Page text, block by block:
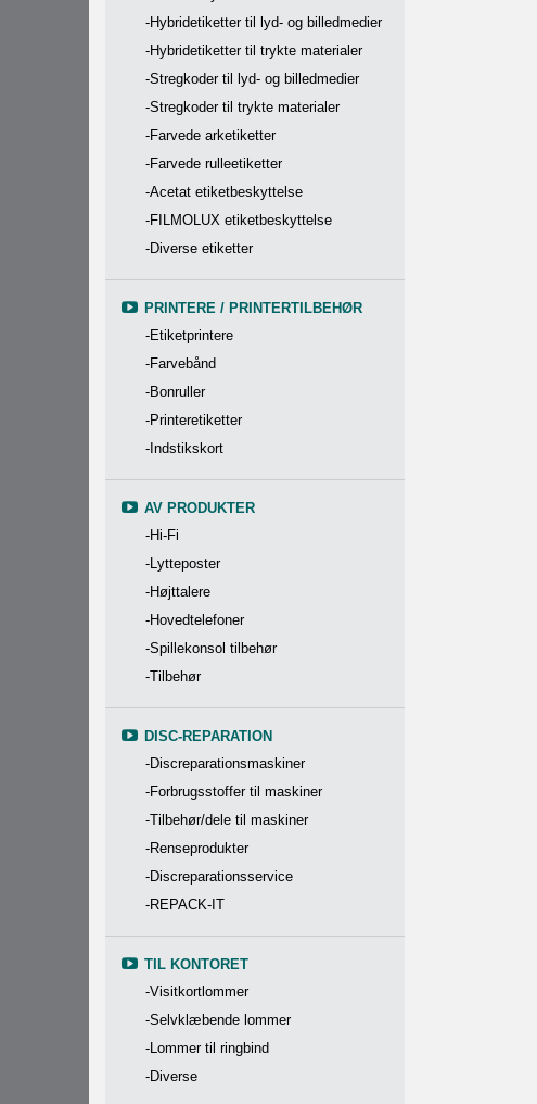
-Hybridetiketter til lyd- og billedmedier
-Hybridetiketter til trykte materialer
-Stregkoder til lyd- og billedmedier
-Stregkoder til trykte materialer
-Farvede arketiketter
-Farvede rulleetiketter
-Acetat etiketbeskyttelse
-FILMOLUX etiketbeskyttelse
-Diverse etiketter
PRINTERE / PRINTERTILBEHØR
-Etiketprintere
-Farvebånd
-Bonruller
-Printeretiketter
-Indstikskort
AV PRODUKTER
-Hi-Fi
-Lytteposter
-Højttalere
-Hovedtelefoner
-Spillekonsol tilbehør
-Tilbehør
DISC-REPARATION
-Discreparationsmaskiner
-Forbrugsstoffer til maskiner
-Tilbehør/dele til maskiner
-Renseprodukter
-Discreparationsservice
-REPACK-IT
TIL KONTORET
-Visitkortlommer
-Selvklæbende lommer
-Lommer til ringbind
-Diverse